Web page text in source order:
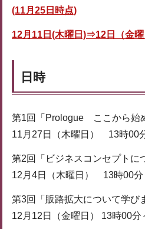
(11月25日時点)
12月11日(木曜日)⇒12日（金曜
日時
第1回「Prologue ここから始
11月27日（木曜日） 13時00
第2回「ビジネスコンセプトに
12月4日（木曜日） 13時00分
第3回「販路拡大について学び
12月12日（金曜日） 13時00分